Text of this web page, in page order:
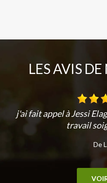
LES AVIS
j'ai fait appel à Jessi
travail
De